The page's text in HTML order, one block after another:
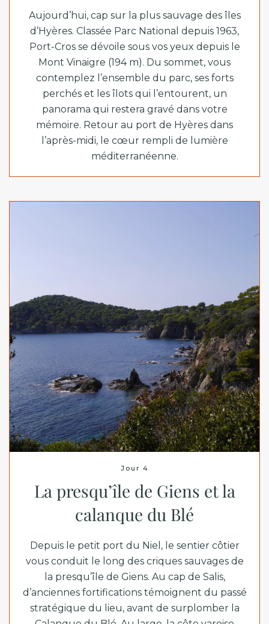
Aujourd’hui, cap sur la plus sauvage des îles
d’Hyères. Classée Parc National depuis 1963,
Port-Cros se dévoile sous vos yeux depuis le
Mont Vinaigre (194 m). Du sommet, vous
contemplez l’ensemble du parc, ses forts
perchés et les îlots qui l’entourent, un
panorama qui restera gravé dans votre
mémoire. Retour au port de Hyères dans
l’après-midi, le cœur rempli de lumière
méditerranéenne.
Jour 4
La presqu’île de Giens et la
calanque du Blé
Depuis le petit port du Niel, le sentier côtier
vous conduit le long des criques sauvages de
la presqu’île de Giens. Au cap de Salis,
d’anciennes fortifications témoignent du passé
stratégique du lieu, avant de surplomber la